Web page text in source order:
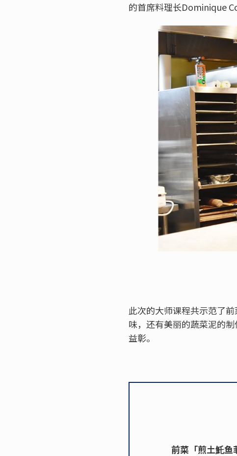
的首席料理长Dominique
此次的大师课程共示范了
味，还有美丽的蔬菜泥的
益彰。
前菜「煎土魠鱼